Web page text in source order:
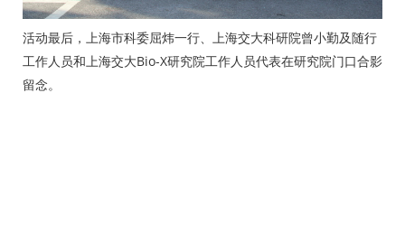
活动最后，上海市科委屈炜一行、上海交大科研院曾小勤及随行
工作人员和上海交大Bio-X研究院工作人员代表在研究院门口合影
留念。